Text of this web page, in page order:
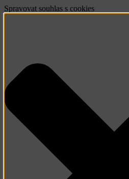
Spravovat souhlas s cookies